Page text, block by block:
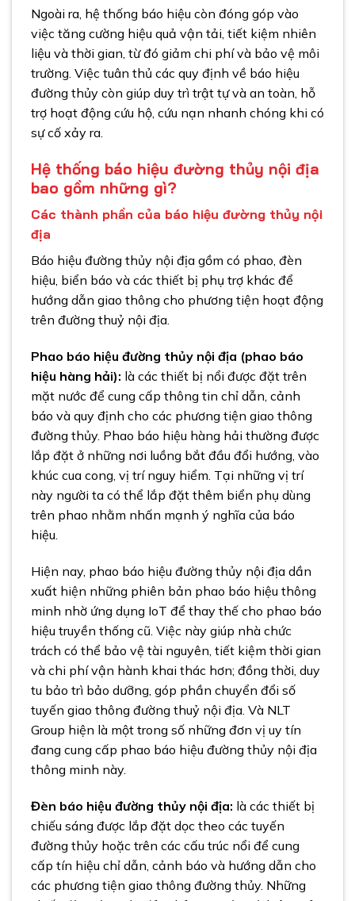
Ngoài ra, hệ thống báo hiệu còn đóng góp vào
việc tăng cường hiệu quả vận tải, tiết kiệm nhiên
liệu và thời gian, từ đó giảm chi phí và bảo vệ môi
trường. Việc tuân thủ các quy định về báo hiệu
đường thủy còn giúp duy trì trật tự và an toàn, hỗ
trợ hoạt động cứu hộ, cứu nạn nhanh chóng khi có
sự cố xảy ra.
Hệ thống báo hiệu đường thủy nội địa
bao gồm những gì?
Các thành phần của báo hiệu đường thủy nội
địa
Báo hiệu đường thủy nội địa gồm có phao, đèn
hiệu, biển báo và các thiết bị phụ trợ khác để
hướng dẫn giao thông cho phương tiện hoạt động
trên đường thuỷ nội địa.
Phao báo hiệu đường thủy nội địa (phao báo
hiệu hàng hải): là các thiết bị nổi được đặt trên
mặt nước để cung cấp thông tin chỉ dẫn, cảnh
báo và quy định cho các phương tiện giao thông
đường thủy. Phao báo hiệu hàng hải thường được
lắp đặt ở những nơi luồng bắt đầu đổi hướng, vào
khúc cua cong, vị trí nguy hiểm. Tại những vị trí
này người ta có thể lắp đặt thêm biển phụ dùng
trên phao nhằm nhấn mạnh ý nghĩa của báo
hiệu.
Hiện nay, phao báo hiệu đường thủy nội địa dần
xuất hiện những phiên bản phao báo hiệu thông
minh nhờ ứng dụng IoT để thay thế cho phao báo
hiệu truyền thống cũ. Việc này giúp nhà chức
trách có thể bảo vệ tài nguyên, tiết kiệm thời gian
và chi phí vận hành khai thác hơn; đồng thời, duy
tu bảo trì bảo dưỡng, góp phần chuyển đổi số
tuyến giao thông đường thuỷ nội địa. Và NLT
Group hiện là một trong số những đơn vị uy tín
đang cung cấp phao báo hiệu đường thủy nội địa
thông minh này.
Đèn báo hiệu đường thủy nội địa: là các thiết bị
chiếu sáng được lắp đặt dọc theo các tuyến
đường thủy hoặc trên các cấu trúc nổi để cung
cấp tín hiệu chỉ dẫn, cảnh báo và hướng dẫn cho
các phương tiện giao thông đường thủy. Những